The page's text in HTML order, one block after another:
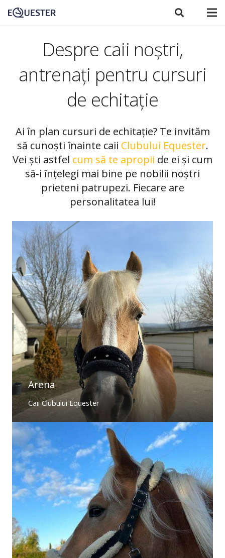
Despre caii noștri,
antrenați pentru cursuri
de echitație
Ai în plan cursuri de echitație? Te invităm
să cunoști înainte caii Clubului Equester.
Vei ști astfel cum să te apropii de ei și cum
să-i înțelegi mai bine pe nobilii noștri
prieteni patrupezi. Fiecare are
personalitatea lui!
Arena
Caii Clubului Equester